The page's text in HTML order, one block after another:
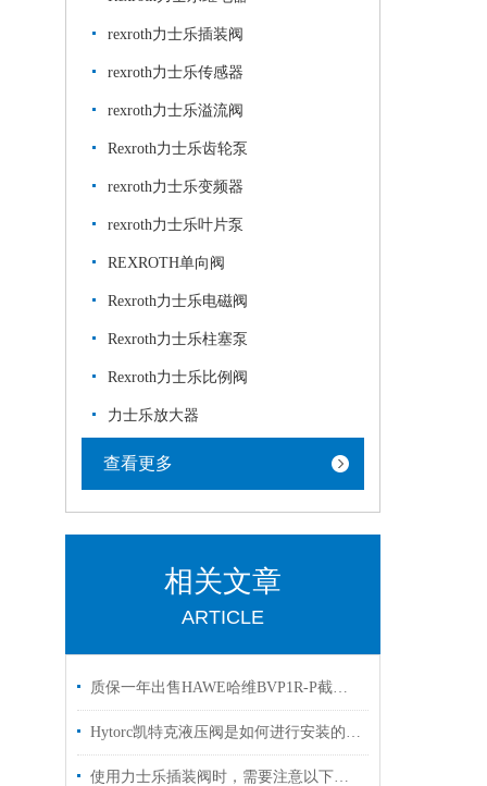
rexroth力士乐插装阀
rexroth力士乐传感器
rexroth力士乐溢流阀
Rexroth力士乐齿轮泵
rexroth力士乐变频器
rexroth力士乐叶片泵
REXROTH单向阀
Rexroth力士乐电磁阀
Rexroth力士乐柱塞泵
Rexroth力士乐比例阀
力士乐放大器
查看更多
相关文章
ARTICLE
质保一年出售HAWE哈维BVP1R-P截止式换向阀
Hytorc凯特克液压阀是如何进行安装的？你可知晓？
使用力士乐插装阀时，需要注意以下几个关键的事项